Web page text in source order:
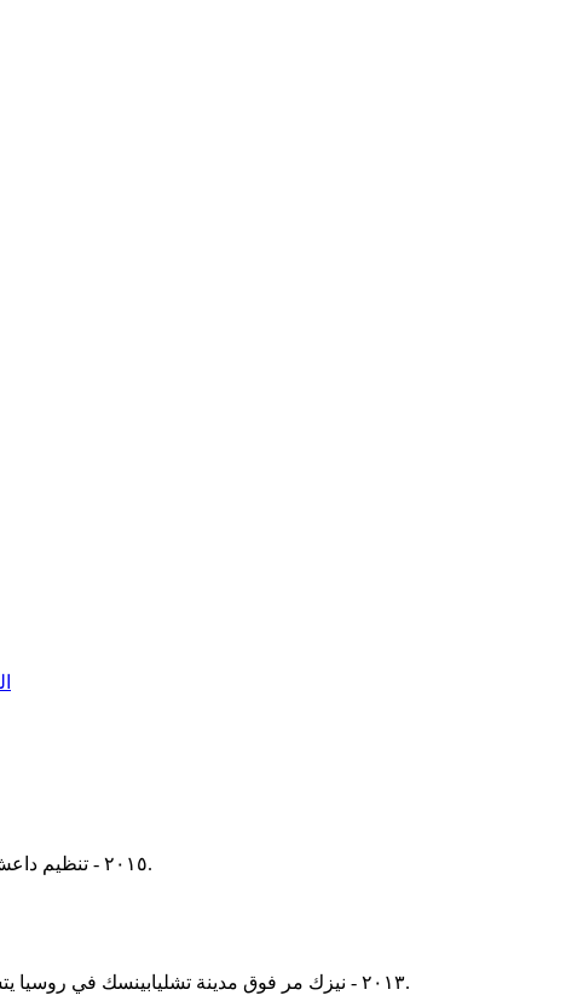
٢٠١٥ - تنظيم داعش يعدم ٢١ مصريا قبطيا من العاملين في ليبيا، والقوات المسلحة المصرية توجه غارات جوية لأهداف تابعة للتنظيم سالف الذكر في ليبيا.
٢٠١٣ - نيزك مر فوق مدينة تشليابينسك في روسيا يتسبب بأمطار نيزكية أدت إلى إصابة أكثر من ١٠٠٠ شخص وخراب في حوالي ٤٣٠٠ منزل وهو أكبر نيزك مر على الأرض خلال هذا القرن.